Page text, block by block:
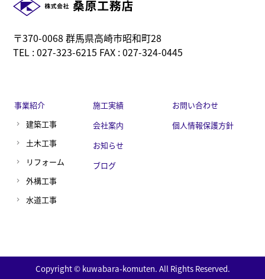
〒370-0068 群馬県高崎市昭和町28
TEL : 027-323-6215 FAX : 027-324-0445
事業紹介
建築工事
土木工事
リフォーム
外構工事
水道工事
施工実績
会社案内
お知らせ
ブログ
お問い合わせ
個人情報保護方針
Copyright © kuwabara-komuten. All Rights Reserved.